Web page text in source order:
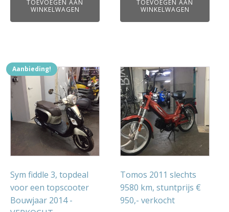
TOEVOEGEN AAN
WINKELWAGEN
TOEVOEGEN AAN
WINKELWAGEN
Aanbieding!
Sym fiddle 3, topdeal
voor een topscooter
Bouwjaar 2014 -
Tomos 2011 slechts
9580 km, stuntprijs €
950,- verkocht